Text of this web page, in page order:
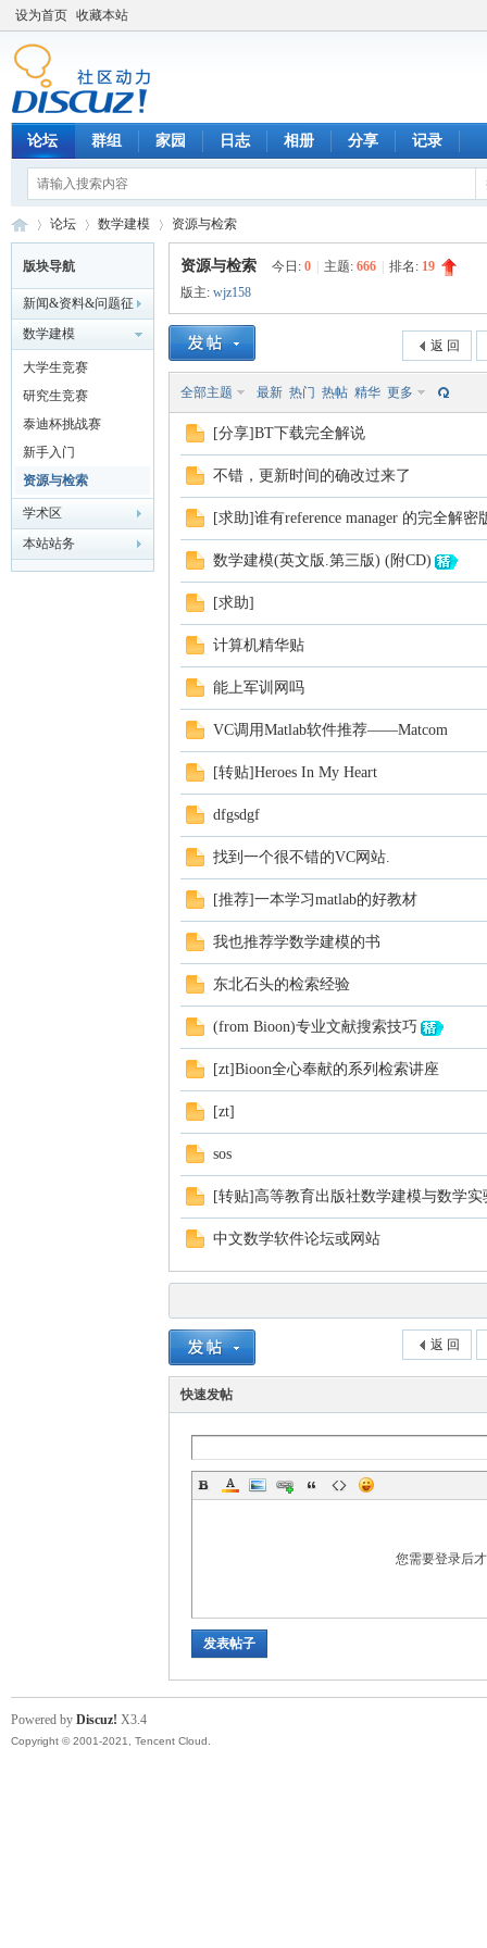
设为首页 收藏本站
论坛 群组 家园 日志 相册 分享 记录
数 »
论坛
›
数学建模
›
资源与检索
版块导航
新闻&资料&问题征
解&企校合作
数学建模
大学生竞赛
研究生竞赛
泰迪杯挑战赛
新手入门
资源与检索
学术区
本站站务
资源与检索 今日: 0 主题: 666 排名: 19
版主: wjz158
返 回
全部主题 最新 热门 热帖 精华 更多
[分享]BT下载完全解说
不错，更新时间的确改过来了
[求助]谁有reference manager 的完全解密
数学建模(英文版.第三版) (附CD)
[求助]
计算机精华贴
能上军训网吗
VC调用Matlab软件推荐——Matcom
[转贴]Heroes In My Heart
dfgsdgf
找到一个很不错的VC网站.
[推荐]一本学习matlab的好教材
我也推荐学数学建模的书
东北石头的检索经验
(from Bioon)专业文献搜索技巧
[zt]Bioon全心奉献的系列检索讲座
[zt]
sos
[转贴]高等教育出版社数学建模与数学实
中文数学软件论坛或网站
返 回
快速发帖
您需要登录后
发表帖子
Powered by Discuz! X3.4
Copyright © 2001-2021, Tencent Cloud.